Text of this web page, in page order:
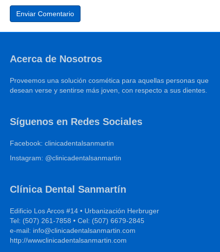
Acerca de Nosotros
Proveemos una solución cosmética para aquellas personas que
desean verse y sentirse más joven, con respecto a sus dientes.
Síguenos en Redes Sociales
Facebook: clinicadentalsanmartin
Instagram: @clinicadentalsanmartin
Clínica Dental Sanmartín
Edificio Los Arcos #14 • Urbanización Herbruger
Tel: (507) 261-7858 • Cel: (507) 6679-2845
e-mail: info@clinicadentalsanmartin.com
http://wwwclinicadentalsanmartin.com